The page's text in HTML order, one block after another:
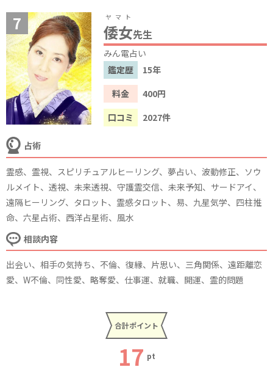
倭女
ヤマト
先生
みん電占い
鑑定歴
15年
料金
400円
口コミ
2027件
占術
霊感、霊視、スピリチュアルヒーリング、夢占い、波動修正、ソウ
ルメイト、透視、未来透視、守護霊交信、未来予知、サードアイ、
遠隔ヒーリング、タロット、霊感タロット、易、九星気学、四柱推
命、六星占術、西洋占星術、風水
相談内容
出会い、相手の気持ち、不倫、復縁、片思い、三角関係、遠距離恋
愛、W不倫、同性愛、略奪愛、仕事運、就職、開運、霊的問題
合計ポイント
17 pt